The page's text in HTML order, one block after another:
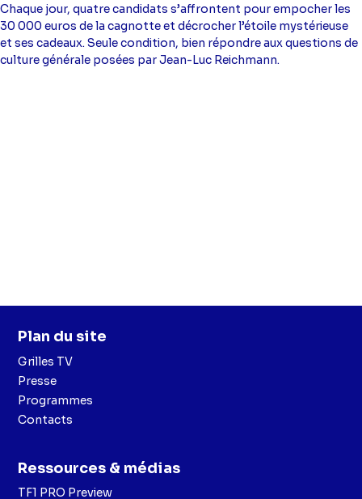
Chaque jour, quatre candidats s’affrontent pour empocher les
30 000 euros de la cagnotte et décrocher l’étoile mystérieuse
et ses cadeaux. Seule condition, bien répondre aux questions de
culture générale posées par Jean-Luc Reichmann.
Plan du site
Grilles TV
Presse
Programmes
Contacts
Ressources & médias
TF1 PRO Preview